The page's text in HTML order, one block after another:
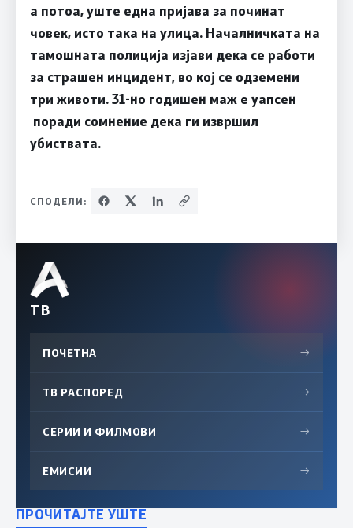
а потоа, уште една пријава за починат
човек, исто така на улица. Началничката на
тамошната полиција изјави дека се работи
за страшен инцидент, во кој се одземени
три животи.31-но годишен маж е уапсен
поради сомнение дека ги извршил
убиствата.
СПОДЕЛИ:
ТВ
ПОЧЕТНА →
ТВ РАСПОРЕД →
СЕРИИ И ФИЛМОВИ →
ЕМИСИИ →
ПРОЧИТАЈТЕ УШТЕ